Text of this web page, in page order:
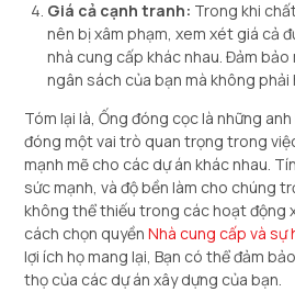
Giá cả cạnh tranh: Trong khi
nên bị xâm phạm, xem xét giá cả
nhà cung cấp khác nhau. Đảm
ngân sách của bạn mà không phải
Tóm lại là, Ống đóng cọc là những
đóng một vai trò quan trọng trong
mạnh mẽ cho các dự án khác nhau.
sức mạnh, và độ bền làm cho chúng
không thể thiếu trong các hoạt động
cách chọn quyềnNhà cung cấp và sự
lợi ích họ mang lại, Bạn có thể đảm
thọ của các dự án xây dựng của bạn.